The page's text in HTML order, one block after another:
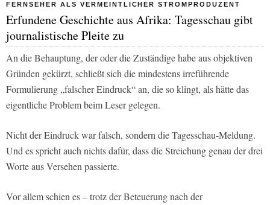
FERNSEHER ALS VERMEINTLICHER STROMPRODUZENT
Erfundene Geschichte aus Afrika: Tagesschau gibt
journalistische Pleite zu
An die Behauptung, der oder die Zuständige habe aus objektiven
Gründen gekürzt, schließt sich die mindestens irreführende
Formulierung „falscher Eindruck“ an, die so klingt, als hätte das
eigentliche Problem beim Leser gelegen.
Nicht der Eindruck war falsch, sondern die Tagesschau-Meldung.
Und es spricht auch nichts dafür, dass die Streichung genau der drei
Worte aus Versehen passierte.
Vor allem schien es – trotz der Beteuerung nach der